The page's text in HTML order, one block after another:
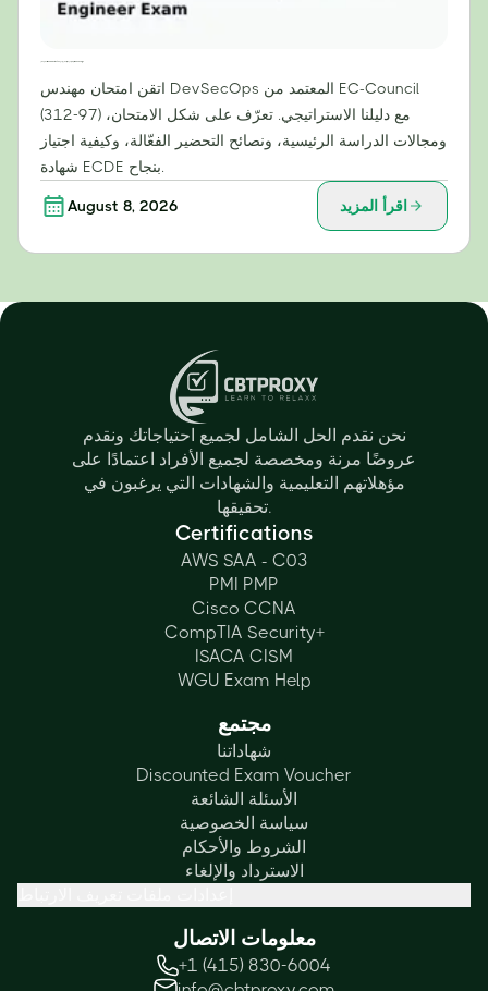
اتقن امتحان مهندس DevSecOps المعتمد من EC-Council
(312-97) مع دليلنا الاستراتيجي. تعرّف على شكل الامتحان،
ومجالات الدراسة الرئيسية، ونصائح التحضير الفعّالة، وكيفية اجتياز
August 8, 2026 اقرأ المزيد
نحن نقدم الحل الشامل لجميع احتياجاتك ونقدم
عروضًا مرنة ومخصصة لجميع الأفراد اعتمادًا على
مؤهلاتهم التعليمية والشهادات التي يرغبون في
تحقيقها.
Certifications
AWS SAA - C03
PMI PMP
Cisco CCNA
CompTIA Security+
ISACA CISM
WGU Exam Help
مجتمع
شهاداتنا
Discounted Exam Voucher
الأسئلة الشائعة
سياسة الخصوصية
الشروط والأحكام
الاسترداد والإلغاء
معلومات الاتصال
+1 (415) 830-6004